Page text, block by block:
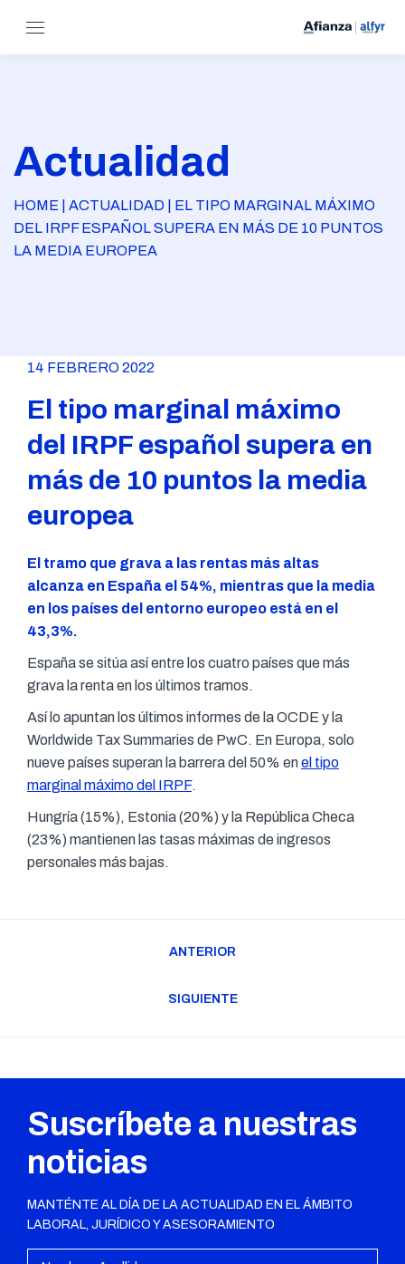
Actualidad
HOME | ACTUALIDAD | EL TIPO MARGINAL MÁXIMO
DEL IRPF ESPAÑOL SUPERA EN MÁS DE 10 PUNTOS
LA MEDIA EUROPEA
14 FEBRERO 2022
El tipo marginal máximo
del IRPF español supera en
más de 10 puntos la media
europea
El tramo que grava a las rentas más altas
alcanza en España el 54%, mientras que la media
en los países del entorno europeo está en el
43,3%.
España se sitúa así entre los cuatro países que más
grava la renta en los últimos tramos.
Así lo apuntan los últimos informes de la OCDE y la
Worldwide Tax Summaries de PwC. En Europa, solo
nueve países superan la barrera del 50% enel tipo
marginal máximo del IRPF.
Hungría (15%), Estonia (20%) y la República Checa
(23%) mantienen las tasas máximas de ingresos
personales más bajas.
ANTERIOR
SIGUIENTE
Suscríbete a nuestras
noticias
MANTÉNTE AL DÍA DE LA ACTUALIDAD EN EL ÁMBITO
LABORAL, JURÍDICO Y ASESORAMIENTO